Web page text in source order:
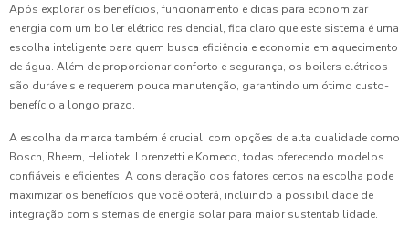
Após explorar os benefícios, funcionamento e dicas para economizar
energia com um boiler elétrico residencial, fica claro que este sistema é uma
escolha inteligente para quem busca eficiência e economia em aquecimento
de água. Além de proporcionar conforto e segurança, os boilers elétricos
são duráveis e requerem pouca manutenção, garantindo um ótimo custo-
benefício a longo prazo.
A escolha da marca também é crucial, com opções de alta qualidade como
Bosch, Rheem, Heliotek, Lorenzetti e Komeco, todas oferecendo modelos
confiáveis e eficientes. A consideração dos fatores certos na escolha pode
maximizar os benefícios que você obterá, incluindo a possibilidade de
integração com sistemas de energia solar para maior sustentabilidade.